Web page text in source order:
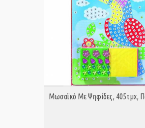
ΑΓΟΡΑ
Μωσαϊκό Με Ψηφίδες, 405τμχ,